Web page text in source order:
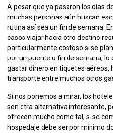
A pesar que ya pasaron los días
muchas personas aún buscan
rutina así sea un fin de semana.
casos viajar hacia otro destino
particularmente costoso si se
por un puente o fin de semana, lo
gastar dinero en tiquetes aéreos,
transporte entre muchos otros
Si nos ponemos a mirar, los
son otra alternativa interesante,
ofrecen mucho como tal, si se
hospedaje debe ser por mínimo